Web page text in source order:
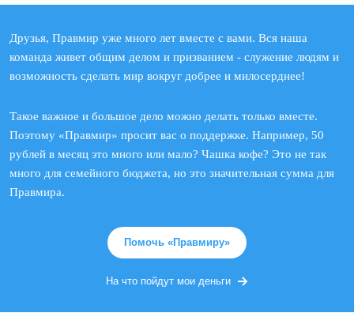
Друзья, Правмир уже много лет вместе с вами. Вся наша
команда живет общим делом и призванием - служение людям и
возможность сделать мир вокруг добрее и милосерднее!
Такое важное и большое дело можно делать только вместе.
Поэтому «Правмир» просит вас о поддержке. Например, 50
рублей в месяц это много или мало? Чашка кофе? Это не так
много для семейного бюджета, но это значительная сумма для
Правмира.
Помочь «Правмиру»
На что пойдут мои деньги